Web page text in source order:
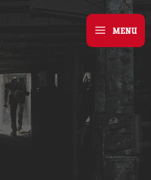
Main
MENU